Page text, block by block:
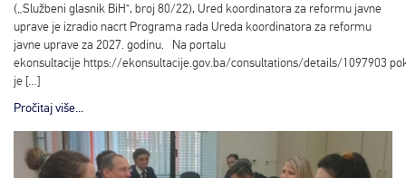
(„Službeni glasnik BiH“, broj 80/22), Ured koordinatora za reformu javne
uprave je izradio nacrt Programa rada Ureda koordinatora za reformu
javne uprave za 2027. godinu. Na portalu
ekonsultacije https://ekonsultacije.gov.ba/consultations/details/1097903
je […]
Pročitaj više...